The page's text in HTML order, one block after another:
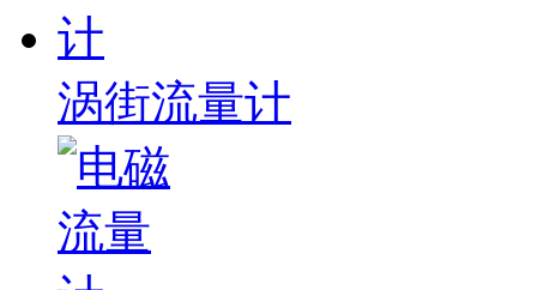
涡街流量计